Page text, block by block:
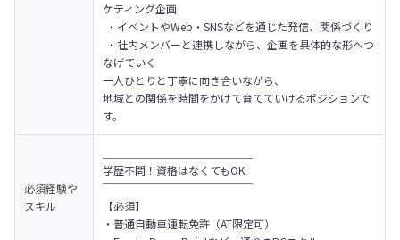
ケティング企画
なげていく
一人ひとりと丁寧に向き合いながら、
地域との関係を時間をかけて育てていけるポジションで
す。
必須経験や
スキル
学歴不問！資格はなくてもOK
￣￣￣￣￣￣￣￣￣￣￣￣￣￣
【必須】
・普通自動車運転免許（AT限定可）